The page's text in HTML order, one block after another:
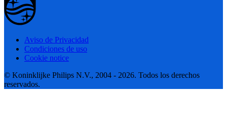
Aviso de Privacidad
Condiciones de uso
Cookie notice
© Koninklijke Philips N.V., 2004 - 2026. Todos los derechos
reservados.